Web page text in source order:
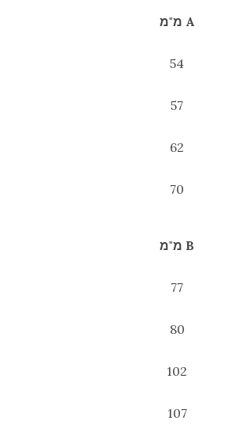
A מ"מ
54
57
62
70
B מ"מ
77
80
102
107